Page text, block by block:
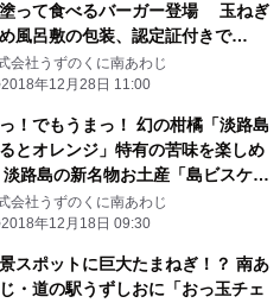
って食べるバーガー登場 玉ねぎ
風呂敷の包装、認定証付きで
円の極上の逸品
会社うずのくに南あわじ
2018年12月28日 11:00
！でもうまっ！ 幻の柑橘「淡路島
とオレンジ」特有の苦味を楽しめ
淡路島の新名物お土産「島ビスケ」
月19日に新発売！
会社うずのくに南あわじ
2018年12月18日 09:30
スポットに巨大たまねぎ！？ 南あ
・道の駅うずしおに「おっ玉チェ